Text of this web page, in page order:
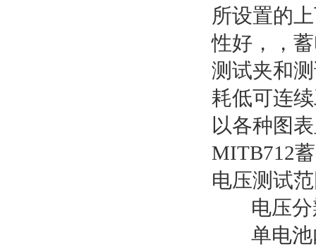
所设置的
性好，，
测试夹和
耗低可连
以各种图
MITB712
电压测试
电压分
单电池